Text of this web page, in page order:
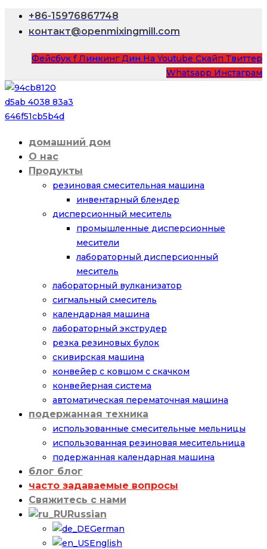
+86-15976867748
контакт@openmixingmill.com
Фейсбук f Линкинг Дин На Youtube Скайп Твиттер
Whatsapp Инстаграм
домашний дом
О нас
Продукты
резиновая смесительная машина
инвентарный блендер
дисперсионный меситель
промышленные дисперсионные
месители
лабораторный дисперсионный
меситель
лабораторный вулканизатор
сигмальный смеситель
календарная машина
лабораторный экструдер
резка резиновых булок
скивирская машина
конвейер с ковшом с скачком
конвейерная система
автоматическая перематочная машина
подержанная техника
использованные смесительные мельницы
использованная резиновая месительница
подержанная календарная машина
блог блог
часто задаваемые вопросы
Свяжитесь с нами
Russian
German
English